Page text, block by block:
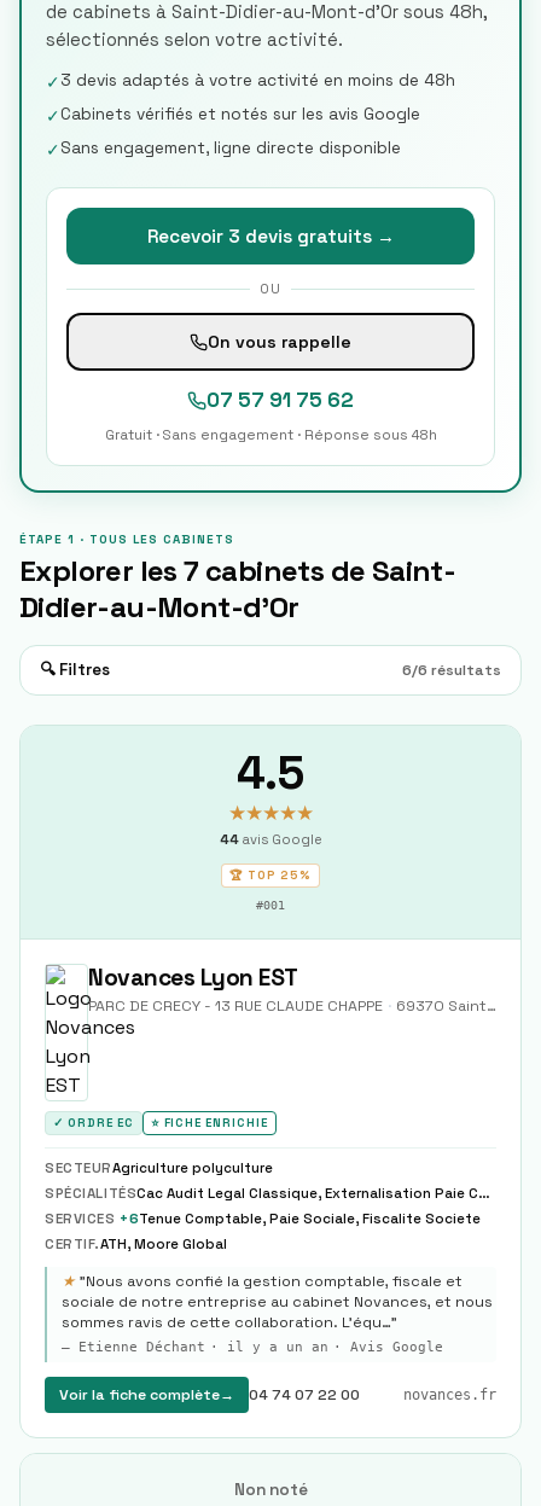
de cabinets à Saint-Didier-au-Mont-d'Or sous 48h,
sélectionnés selon votre activité.
✓3 devis adaptés à votre activité en moins de 48h
✓Cabinets vérifiés et notés sur les avis Google
✓Sans engagement, ligne directe disponible
Recevoir 3 devis gratuits →
OU
On vous rappelle
07 57 91 75 62
Gratuit · Sans engagement · Réponse sous 48h
ÉTAPE 1 · TOUS LES CABINETS
Explorer les7 cabinets de Saint-
Didier-au-Mont-d'Or
🔍 Filtres 6/6 résultats
4.5
★★★★★
44avis Google
🏆 TOP 25%
#001
Novances Lyon EST
PARC DE CRECY - 13 RUE CLAUDE CHAPPE · 69370 Saint-Didier-au-Mont-d'Or
✓ ORDRE EC ⭐ FICHE ENRICHIE
SECTEURAgriculture polyculture
SPÉCIALITÉS
Cac Audit Legal Classique, Externalisation Paie Complete Partielle Modele
SERVICES +6Tenue Comptable, Paie Sociale, Fiscalite Societe
CERTIF.ATH, Moore Global
★ "Nous avons confié la gestion comptable, fiscale et
sociale de notre entreprise au cabinet Novances, et nous
sommes ravis de cette collaboration. L’équ…"
— Etienne Déchant · il y a un an · Avis Google
Voir la fiche complète→ 04 74 07 22 00 novances.fr
Non noté